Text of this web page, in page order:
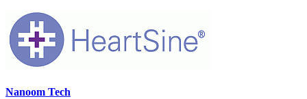
Nanoom Tech